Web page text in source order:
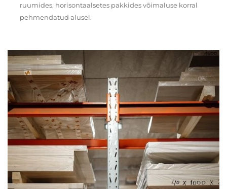
ruumides, horisontaalsetes pakkides võimaluse korral
pehmendatud alusel.